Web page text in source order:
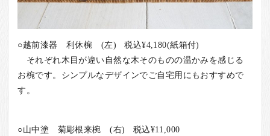
○越前漆器 利休椀 (左) 税込¥4,180(紙箱付)
それぞれ木目が違い自然な木そのものの温かみを感じる
お椀です。シンプルなデザインでご自宅用にもおすすめで
す。
○山中塗 菊彫根来椀 (右) 税込¥11,000